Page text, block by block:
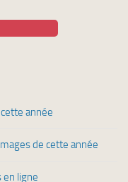
année
de cette année
en ligne